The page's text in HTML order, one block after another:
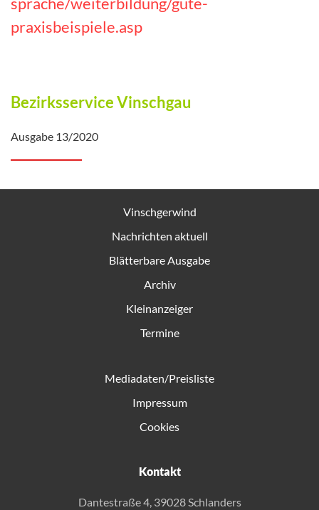
praxisbeispiele.asp
Bezirksservice Vinschgau
Ausgabe 13/2020
Vinschgerwind
Nachrichten aktuell
Blätterbare Ausgabe
Archiv
Kleinanzeiger
Termine
Mediadaten/Preisliste
Impressum
Cookies
Kontakt
Dantestraße 4, 39028 Schlanders